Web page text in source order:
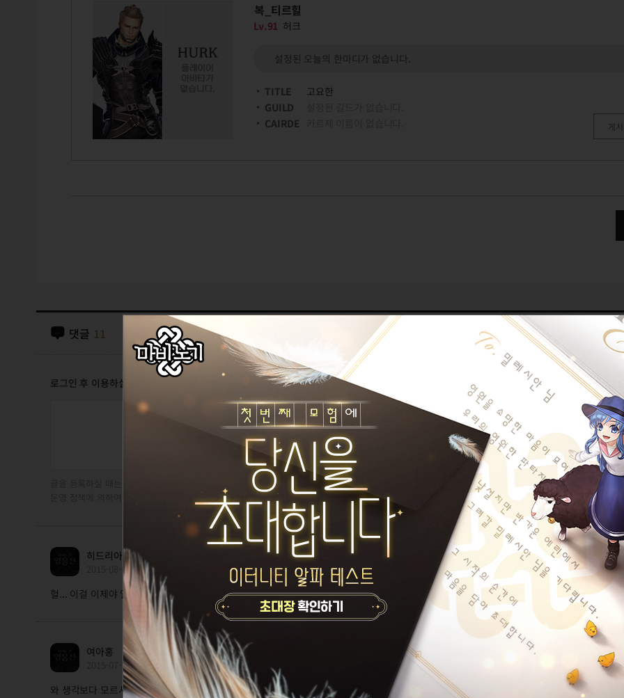
복_티르힐
Lv.91 허크
설정된 오늘의 한마디가 없습니다.
TITLE
고요한
GUILD
CAIRDE
댓글 11
로그인 후 이용하실 수 있습니다
글을 등록하실 때는 타인을 존중해 주시기 바랍니다. 타인을 비방하거나 개인 정보를 유출할 경우,
운영 정책에 의하여 제재를 받거나 관련 법에 의하여 처벌을 받을 수 있습니다.
히드리아
2015-08-04 01:54
헐... 이걸 이제야 알아서... 지금까지 수동으로 했는데....감사합니당
여아홍
2015-07-29 20:07
와 생각보다 모르시는 분들이 많네요. 그런 분들에겐 꿀팁이죠!